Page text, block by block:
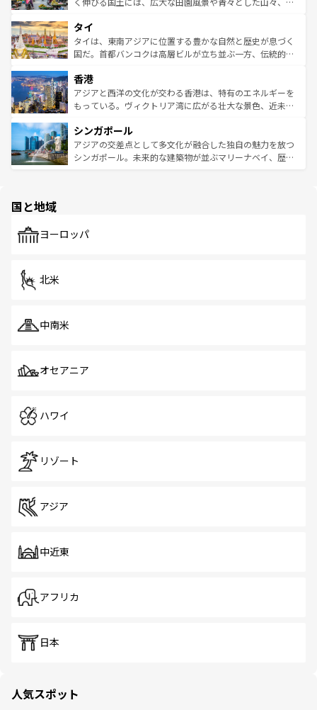
リティに包まれながら、韓国の多彩な魅力を心ゆくまで味
わってみてほしい。 なお、新着の韓国情報はコンテンツ一
覧を参照してほしい。
急速な発展と共に伝統が息づく。ハノイの古い町並みやホ
ーチミン市のフランス統治時代の建物も、独特の雰囲気を
醸し出している。また、バラエティの豊かさとおいしさで
とつ。フォーやバインミー、ベトナムコーヒーなどは、ぜ
ひ現地で味わいたい。どの地域を訪れてもあたたかい人々
が旅行者を迎えてくれるので、きっと忘れられない旅にな
参照してほしい。
タイ
タイは、東南アジアに位置する豊かな自然と歴史が息づく
国だ。首都バンコクは高層ビルが立ち並ぶ一方、伝統的な
の活気が交差している。北部ではチェンマイなどの山岳地
帯で自然と触れ合い、南部ではプーケットやクラビの美し
いビーチでリゾート気分を楽しむことができる。タイ料理
激する。気候は一年中温暖で、どの季節にも異なる楽しみ
が待っている。親しみやすいタイの人々、仏教を中心とし
た文化、そして多様な観光資源が、訪れる旅人を魅了し続
香港
アジアと西洋の文化が交わる香港は、特有のエネルギーを
もっている。ヴィクトリア湾に広がる壮大な景色、近未来
み、どこを訪れても感動するはず。観光スポットが密集し
ており、効率よく見どころを回れるのも魅力。息をのむよ
うな絶景から文化的な体験まで、香港を存分に楽しみ尽く
シンガポール
アジアの交差点として多文化が融合した独自の魅力を放つ
シンガポール。未来的な建築物が並ぶマリーナベイ、歴史
で、ホーカーズは地元の風情を楽しめる外せないスポット
国と地域
ヨーロッパ
北米
中南米
オセアニア
ハワイ
リゾート
アジア
中近東
アフリカ
日本
人気スポット